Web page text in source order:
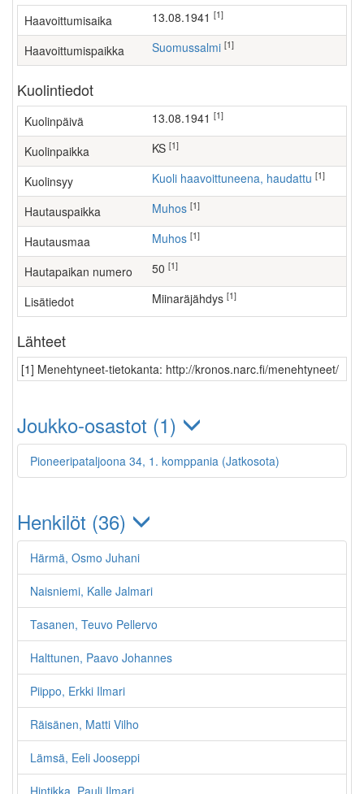
Haavoittumisaika 13.08.1941 [1]
Haavoittumispaikka Suomussalmi [1]
Kuolintiedot
Kuolinpäivä 13.08.1941 [1]
Kuolinpaikka KS [1]
Kuolinsyy Kuoli haavoittuneena, haudattu [1]
Hautauspaikka Muhos [1]
Hautausmaa Muhos [1]
Hautapaikan numero 50 [1]
Lisätiedot Miinaräjähdys [1]
Lähteet
[1] Menehtyneet-tietokanta: http://kronos.narc.fi/menehtyneet/
Joukko-osastot (1)
Pioneeripataljoona 34, 1. komppania (Jatkosota)
Henkilöt (36)
Härmä, Osmo Juhani
Naisniemi, Kalle Jalmari
Tasanen, Teuvo Pellervo
Halttunen, Paavo Johannes
Piippo, Erkki Ilmari
Räisänen, Matti Vilho
Lämsä, Eeli Jooseppi
Hintikka, Pauli Ilmari